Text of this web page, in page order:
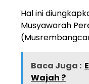
Hal ini
Musyawarah
Baca Juga :
Wajah ?